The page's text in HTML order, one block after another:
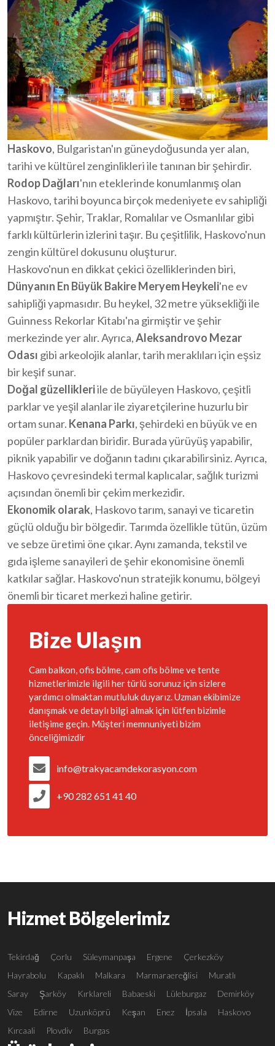
Haskovo, Bulgaristan'ın güneydoğusunda yer alan,
tarihi ve kültürel zenginlikleri ile tanınan bir şehirdir.
Rodop Dağları'nın eteklerinde konumlanmış olan
Haskovo, tarihi boyunca birçok medeniyete ev sahipliği
yapmıştır. Şehir, Traklar, Romalılar ve Osmanlılar gibi
farklı kültürlerin izlerini taşır. Bu çeşitlilik, Haskovo'nun
zengin kültürel dokusunu oluşturur.
Haskovo'nun en dikkat çekici özelliklerinden biri,
Dünyanın En Büyük Bakire Meryem Heykeli'ne ev
sahipliği yapmasıdır. Bu heykel, 32 metre yüksekliği ile
Guinness Rekorlar Kitabı'na girmiştir ve şehir
merkezinde yer alır. Ayrıca,Aleksandrovo Mezar
Odası gibi arkeolojik alanlar, tarih meraklıları için eşsiz
bir keşif sunar.
Doğal güzellikleriile de büyüleyen Haskovo, çeşitli
parklar ve yeşil alanlar ile ziyaretçilerine huzurlu bir
ortam sunar. Kenana Parkı, şehirdeki en büyük ve en
popüler parklardan biridir. Burada yürüyüş yapabilir,
piknik yapabilir ve doğanın tadını çıkarabilirsiniz. Ayrıca,
Haskovo çevresindeki termal kaplıcalar, sağlık turizmi
açısından önemli bir çekim merkezidir.
Ekonomik olarak, Haskovo tarım, sanayi ve ticaretin
güçlü olduğu bir bölgedir. Tarımda özellikle tütün, üzüm
ve sebze üretimi öne çıkar. Aynı zamanda, tekstil ve
gıda işleme sanayileri de şehir ekonomisine önemli
katkılar sağlar. Haskovo'nun stratejik konumu, bölgeyi
önemli bir ticaret merkezi haline getirir.
Bize Ulaşın
Cam balkon, ofis bölme, cam ofis bölme ve tente
hizmetlerimizle ilgili her türlü sorunuz için sizlere
yardımcı olmaktan mutluluk duyarız. Uzman ekibimize
danışmak ve detaylı bilgi almak için lütfen bizimle
iletişime geçin. Müşteri memnuniyeti bizim
önceliğimizdir
info@trakyacamdekorasyon.com
+90 282 651 41 40
Hizmet Bölgelerimiz
Tekirdağ Çorlu Süleymanpaşa Ergene
Çerkezköy
Hayrabolu
Kapaklı Malkara Marmaraereğlisi
Muratlı
Saray
Şarköy Kırklareli Babaeski Lüleburgaz
Demirköy
Vize
Edirne Uzunköprü Keşan Enez İpsala
Haskovo
Kırcaali
Plovdiv Burgas